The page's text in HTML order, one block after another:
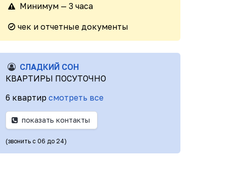
Минимум — 3 часа
чек и отчетные документы
СЛАДКИЙ СОН
КВАРТИРЫ ПОСУТОЧНО
6 квартир смотреть все
показать контакты
(звонить с 06 до 24)